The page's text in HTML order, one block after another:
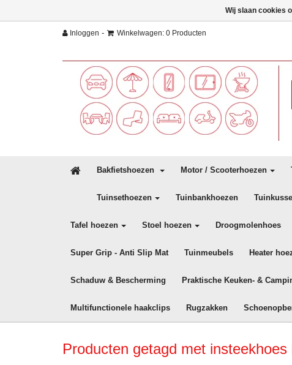
Inloggen - Winkelwagen: 0 Producten
Bakfietshoezen Motor / Scooterhoezen
Tuinsethoezen Tuinbankhoezen
Tafel hoezen Stoel hoezen Droogmolenhoes
Super Grip - Anti Slip Mat Tuinmeubels Heater
Schaduw & Bescherming Praktische Keuken- &
Multifunctionele haakclips Rugzakken
Producten getagd met insteekhoes
Wij slaan cookies